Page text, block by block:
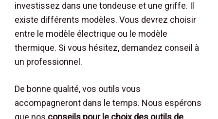
investissez dans une tondeuse et une griffe. Il
existe différents modèles. Vous devrez choisir
entre le modèle électrique ou le modèle
thermique. Si vous hésitez, demandez conseil à
un professionnel.
De bonne qualité, vos outils vous
accompagneront dans le temps. Nous espérons